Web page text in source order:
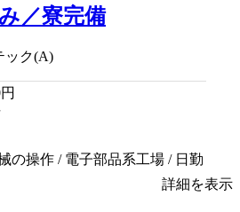
／寮完備
ック(A)
円
の操作 / 電子部品系工場 / 日勤
詳細を表示